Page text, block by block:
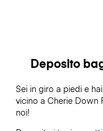
Deposito
Sei in giro a piedi e
vicino a Cherie Down
noi!